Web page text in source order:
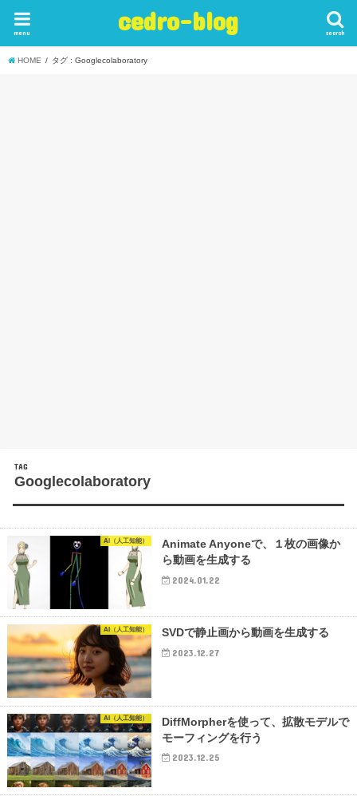
cedro-blog search
menu
HOME タグ : Googlecolaboratory
TAG
Googlecolaboratory
AI（人工知能）
Animate Anyoneで、１枚の画像か
ら動画を生成する
2024.01.22
AI（人工知能） SVDで静止画から動画を生成する
2023.12.27
AI（人工知能）
DiffMorpherを使って、拡散モデルで
モーフィングを行う
2023.12.25